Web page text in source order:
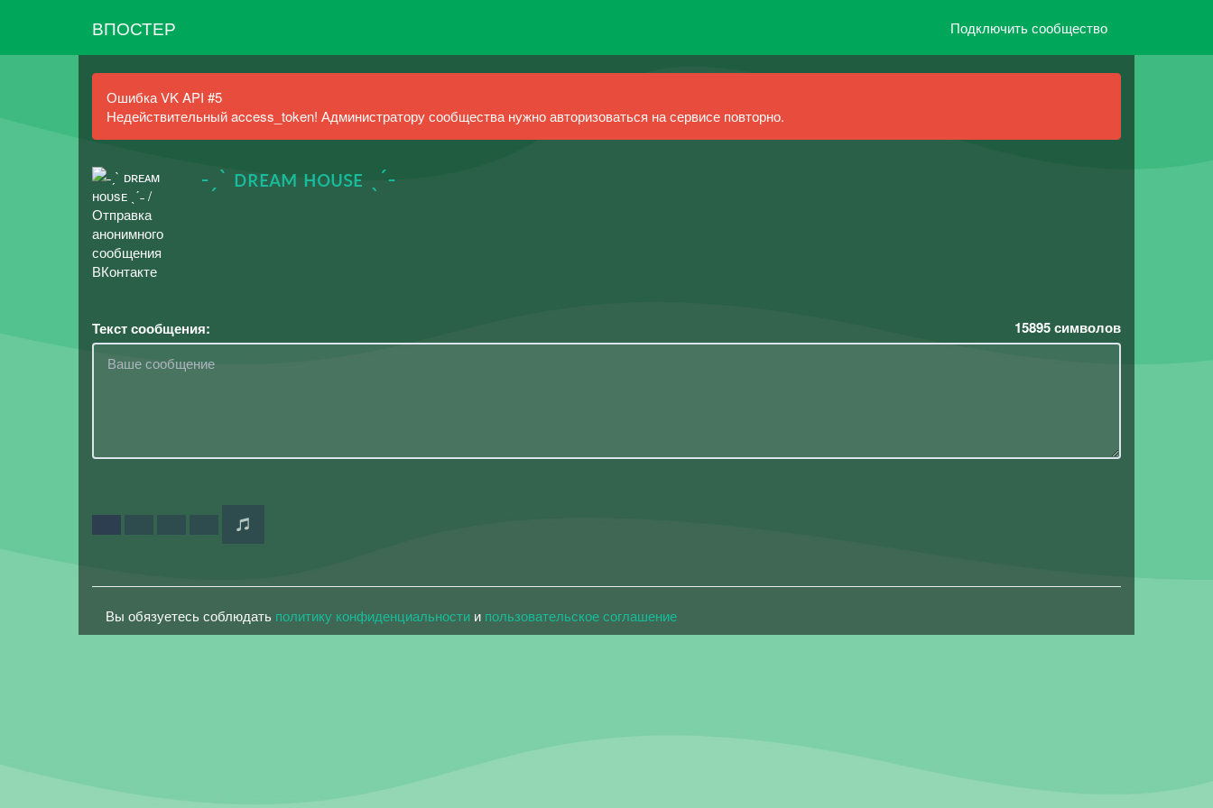
ВПОСТЕР Подключить сообщество
Ошибка VK API #5
Недействительный access_token! Администратору сообщества нужно авторизоваться на сервисе повторно.
˗ˏ` ᴅʀᴇᴀᴍ ʜᴏᴜsᴇ ˎˊ˗
Текст сообщения: 15895символов
Вы обязуетесь соблюдать политику конфиденциальности и пользовательское соглашение